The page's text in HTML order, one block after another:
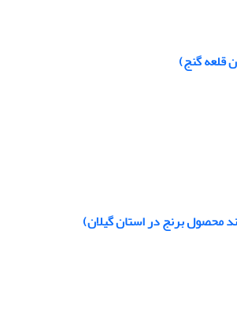
قلعه گنج)
محصول برنج در استان گیلان)